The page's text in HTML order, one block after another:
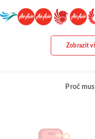
Zobrazit
Proč